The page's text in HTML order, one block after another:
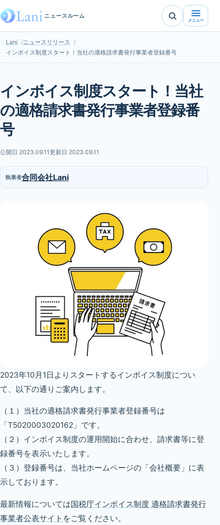
ニュースルーム
メニュー
Lani
ニュースリリース
インボイス制度スタート！当社の適格請求書発行事業者登録番号
インボイス制度スタート！当社
の適格請求書発行事業者登録番
号
公開日 2023.09.11更新日 2023.09.11
執筆者合同会社Lani
2023年10月1日よりスタートするインボイス制度につい
て、以下の通りご案内します。
（１）当社の適格請求書発行事業者登録番号は
「T5020003020162」です。
（２）インボイス制度の運用開始に合わせ、請求書等に登
録番号を表示いたします。
（３）登録番号は、当社ホームページの「会社概要」に表
示しております。
最新情報については国税庁インボイス制度 適格請求書発行
事業者公表サイト をご覧ください。